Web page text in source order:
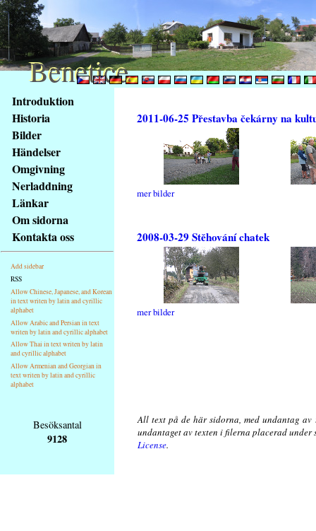
obsah
stránky
Klávesové
zkratky
tomto
webu
základní
Hlavní
strana
Introduktion
Historia
Bilder
Händelser
Omgivning
Nerladdning
Länkar
Om sidorna
Kontakta oss
Add sidebar
RSS
Allow Chinese, Japanese, and Korean
in text writen by latin and cyrillic
alphabet
Allow Arabic and Persian in text
writen by latin and cyrillic alphabet
Allow Thai in text writen by latin
and cyrillic alphabet
Allow Armenian and Georgian in
text writen by latin and cyrillic
alphabet
2011-06-25 Přestavba čekárny na
mer bilder
2008-03-29 Stěhování chatek
mer bilder
Besöksantal
9128
All text på de här sidorna, med undantag av
undantaget av texten i filerna placerad
License.
Benetice
Benetice